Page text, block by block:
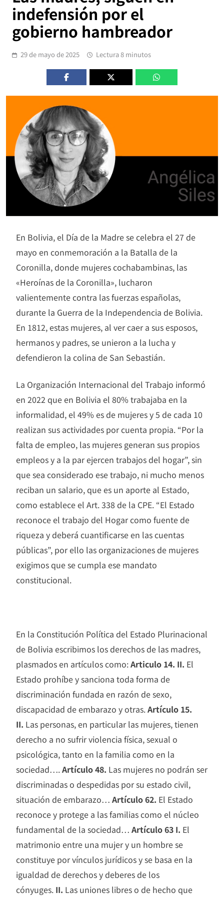
indefensión por el
gobierno hambreador
29 de mayo de 2025 Lectura 8 minutos
En Bolivia, el Día de la Madre se celebra el 27 de
mayo en conmemoración a la Batalla de la
Coronilla, donde mujeres cochabambinas, las
«Heroínas de la Coronilla», lucharon
valientemente contra las fuerzas españolas,
durante la Guerra de la Independencia de Bolivia.
En 1812, estas mujeres, al ver caer a sus esposos,
hermanos y padres, se unieron a la lucha y
defendieron la colina de San Sebastián.
La Organización Internacional del Trabajo informó
en 2022 que en Bolivia el 80% trabajaba en la
informalidad, el 49% es de mujeres y 5 de cada 10
realizan sus actividades por cuenta propia. “Por la
falta de empleo, las mujeres generan sus propios
empleos y a la par ejercen trabajos del hogar”, sin
que sea considerado ese trabajo, ni mucho menos
reciban un salario, que es un aporte al Estado,
como establece el Art. 338 de la CPE. “El Estado
reconoce el trabajo del Hogar como fuente de
riqueza y deberá cuantificarse en las cuentas
públicas”, por ello las organizaciones de mujeres
exigimos que se cumpla ese mandato
constitucional.
En la Constitución Política del Estado Plurinacional
de Bolivia escribimos los derechos de las madres,
plasmados en artículos como:Articulo 14. II. El
Estado prohíbe y sanciona toda forma de
discriminación fundada en razón de sexo,
discapacidad de embarazo y otras.Artículo 15.
II. Las personas, en particular las mujeres, tienen
derecho a no sufrir violencia física, sexual o
psicológica, tanto en la familia como en la
sociedad….Artículo 48. Las mujeres no podrán ser
discriminadas o despedidas por su estado civil,
situación de embarazo… Artículo 62. El Estado
reconoce y protege a las familias como el núcleo
fundamental de la sociedad… Artículo 63 I. El
matrimonio entre una mujer y un hombre se
constituye por vínculos jurídicos y se basa en la
igualdad de derechos y deberes de los
cónyuges. II. Las uniones libres o de hecho que